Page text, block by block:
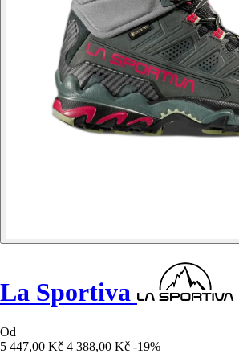
La Sportiva
Od
5 447,00 Kč 4 388,00 Kč -19%